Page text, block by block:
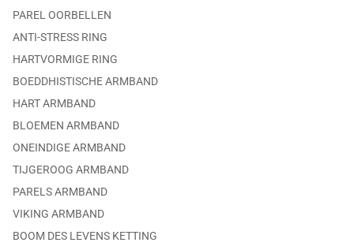
PAREL OORBELLEN
ANTI-STRESS RING
HARTVORMIGE RING
BOEDDHISTISCHE ARMBAND
HART ARMBAND
BLOEMEN ARMBAND
ONEINDIGE ARMBAND
TIJGEROOG ARMBAND
PARELS ARMBAND
VIKING ARMBAND
BOOM DES LEVENS KETTING